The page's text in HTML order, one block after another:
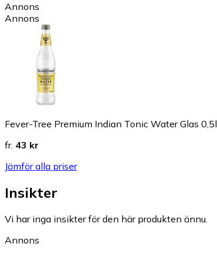
Annons
Annons
Fever-Tree Premium Indian Tonic Water Glas 0,5l
fr. 43 kr
Jämför alla priser
Insikter
Vi har inga insikter för den här produkten ännu.
Annons